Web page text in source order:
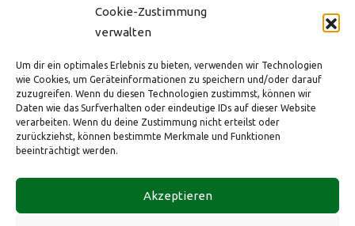
Cookie-Zustimmung
verwalten
Um dir ein optimales Erlebnis zu bieten, verwenden wir Technologien
wie Cookies, um Geräteinformationen zu speichern und/oder darauf
zuzugreifen. Wenn du diesen Technologien zustimmst, können wir
Daten wie das Surfverhalten oder eindeutige IDs auf dieser Website
verarbeiten. Wenn du deine Zustimmung nicht erteilst oder
zurückziehst, können bestimmte Merkmale und Funktionen
beeinträchtigt werden.
Akzeptieren
Kinderdisco (Start der Herbstferien)
12 Schießen Pistole
DEZ.
10
18:00-23:00
Schießen Pistole
Kalender anzeigen
40883 Ratingen
Tel.: +49 173 2882431
eMail: info@hbsv-1965.de
Web:hbsv-1965.de
Cookie-Richtlinie (EU)